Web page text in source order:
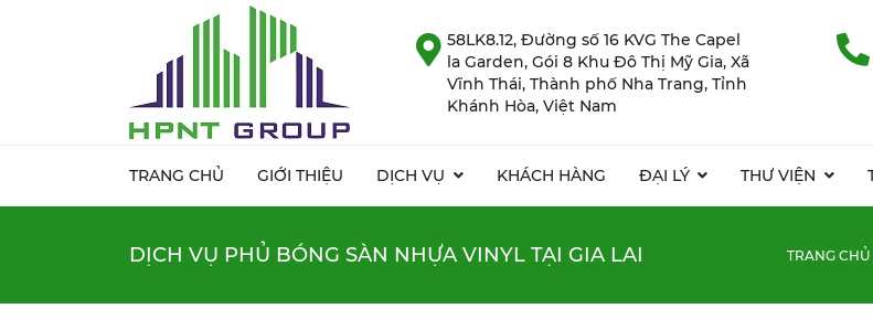
TRANG CHỦ GIỚI THIỆU DỊCH VỤ KHÁCH HÀNG ĐẠI LÝ THƯ VIỆN
58LK8.12, Đường số 16 KVG The Capel
la Garden, Gói 8 Khu Đô Thị Mỹ Gia, Xã
Vĩnh Thái, Thành phố Nha Trang, Tỉnh
Khánh Hòa, Việt Nam
DỊCH VỤ PHỦ BÓNG SÀN NHỰA VINYL TẠI GIA LAI TRANG CHỦ